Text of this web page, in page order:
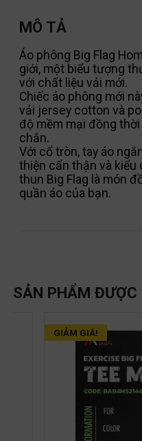
MÔ TẢ
Áo phông Big Flag
giới, một biểu tượng
với chất liệu vải mới.
Chiếc áo phông mới
vải jersey cotton và
độ mềm mại đồng
chắn.
Với cổ tròn, tay áo
thiện cẩn thận và kiểu
thun Big Flag là món
quần áo của bạn.
SẢN PHẨM ĐƯỢC
GIẢM GIÁ!